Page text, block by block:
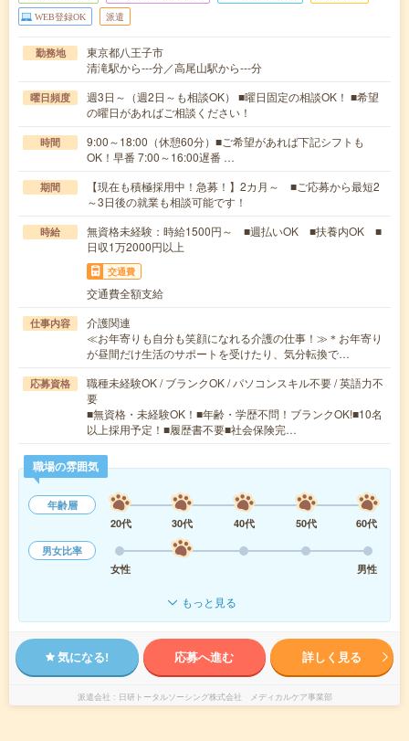
WEB登録OK 派遣
勤務地
東京都八王子市
清滝駅から---分／高尾山駅から---分
曜日頻度
週3日～（週2日～も相談OK） ■曜日固定の相談OK！ ■希望
の曜日があればご相談ください！
時間
9:00～18:00（休憩60分）■ご希望があれば下記シフトも
OK！早番 7:00～16:00遅番 …
期間
【現在も積極採用中！急募！】2カ月～ ■ご応募から最短2
～3日後の就業も相談可能です！
時給
無資格未経験：時給1500円～ ■週払いOK ■扶養内OK ■
日収1万2000円以上
交通費
交通費全額支給
仕事内容
介護関連
≪お年寄りも自分も笑顔になれる介護の仕事！≫＊お年寄り
が昼間だけ生活のサポートを受けたり、気分転換で…
応募資格
職種未経験OK / ブランクOK / パソコンスキル不要 / 英語力不
要
■無資格・未経験OK！■年齢・学歴不問！ブランクOK!■10名
以上採用予定！■履歴書不要■社会保険完…
職場の雰囲気
年齢層
20代
30代 40代 50代
60代
男女比率
女性
男性
もっと見る
気になる! 応募へ進む 詳しく見る
派遣会社 日研トータルソーシング株式会社 メディカルケア事業部